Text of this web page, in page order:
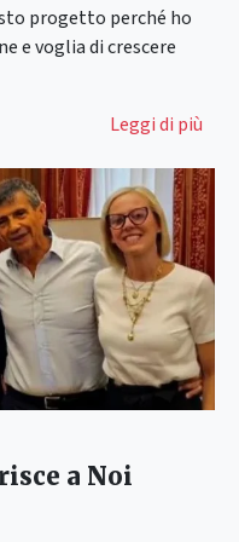
progetto perché ho
e voglia di crescere
Leggi di più
a Noi